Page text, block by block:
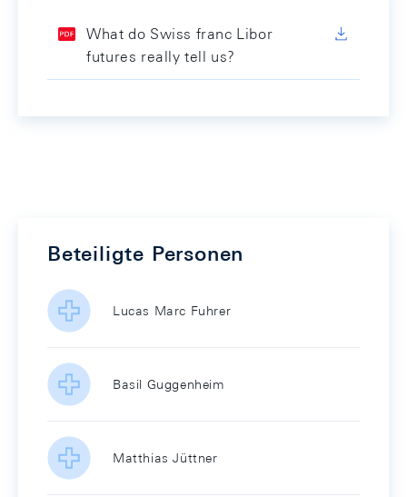
What do Swiss franc Libor
futures really tell us?
Beteiligte Personen
Lucas Marc Fuhrer
Basil Guggenheim
Matthias Jüttner